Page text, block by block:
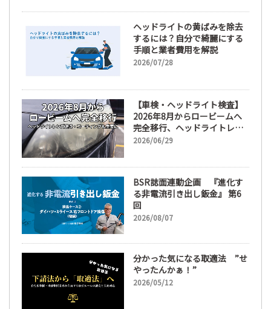
ヘッドライトの黄ばみを除去
するには？自分で綺麗にする
手順と業者費用を解説
2026/07/28
【車検・ヘッドライト検査】
2026年8月からロービームへ
完全移行、ヘッドライトレン
ズ磨き・コーティングも重要
2026/06/29
BSR誌面連動企画 『進化す
る非電流引き出し鈑金』 第6
回
2026/08/07
分かった気になる取適法 ”せ
やったんかぁ！”
2026/05/12